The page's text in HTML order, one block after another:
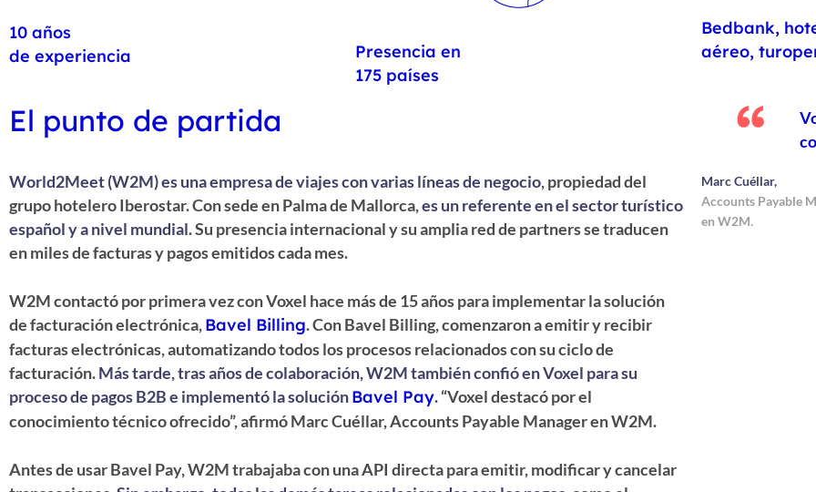
10 años
de experiencia
Presencia en
175 países
Bedbank,
aéreo,
El punto de partida
World2Meet (W2M) es una empresa de viajes con varias líneas de negocio, propiedad del
grupo hotelero Iberostar. Con sede en Palma de Mallorca,es un referente en el sector turístico
español y a nivel mundial. Su presencia internacional y su amplia red de partners se traducen
en miles de facturas y pagos emitidos cada mes.
W2M contactó por primera vez con Voxel hace más de 15 años para implementar la solución
de facturación electrónica,Bavel Billing. Con Bavel Billing, comenzaron a emitir y recibir
facturas electrónicas, automatizando todos los procesos relacionados con su ciclo de
facturación.Más tarde, tras años de colaboración, W2M también confió en Voxel para su
proceso de pagos B2B e implementó la soluciónBavel Pay.“Voxel destacó por el
conocimiento técnico ofrecido”, afirmó Marc Cuéllar, Accounts Payable Manager en W2M.
Antes de usar Bavel Pay, W2M trabajaba con una API directa para emitir, modificar y cancelar
Marc Cuéllar,
Accounts Payable
en W2M.